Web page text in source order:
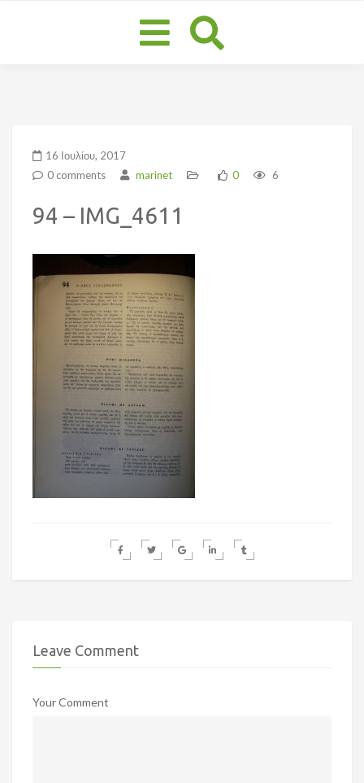
Toggle
navigation
16 Ιουλίου, 2017
0 comments
marinet 0 6
94 – IMG_4611
Leave Comment
Your Comment